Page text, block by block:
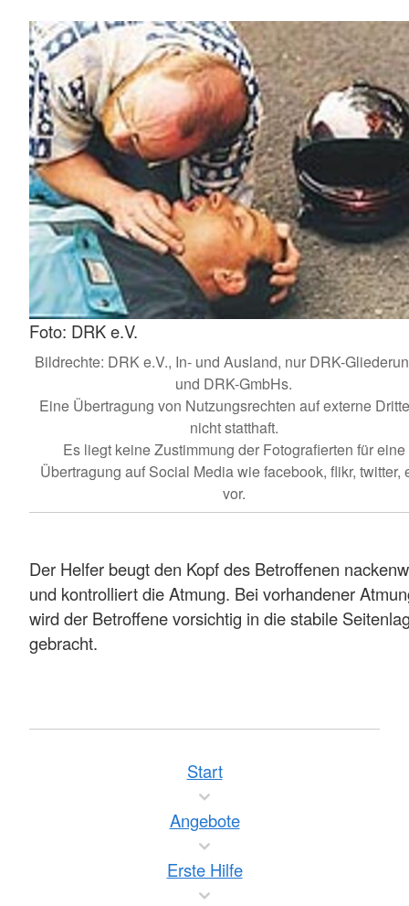
Foto: DRK e.V.
Bildrechte: DRK e.V., In- und Ausland, nur DRK-
und DRK-GmbHs.
Eine Übertragung von Nutzungsrechten auf externe
nicht statthaft.
Es liegt keine Zustimmung der Fotografierten für eine
Übertragung auf Social Media wie facebook, flikr, twitter,
vor.
Der Helfer beugt den Kopf des Betroffenen
und kontrolliert die Atmung. Bei vorhandener
wird der Betroffene vorsichtig in die stabile
gebracht.
Start
Angebote
Erste Hilfe